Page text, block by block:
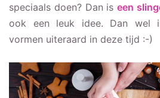
speciaals doen? Dan is een
ook een leuk idee. Dan wel
vormen uiteraard in deze tijd :-)